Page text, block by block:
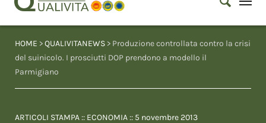
HOME >QUALIVITANEWS > Produzione controllata contro la crisi
del suinicolo. I prosciutti DOP prendono a modello il
Parmigiano
ARTICOLI STAMPA :: ECONOMIA :: 5 novembre 2013